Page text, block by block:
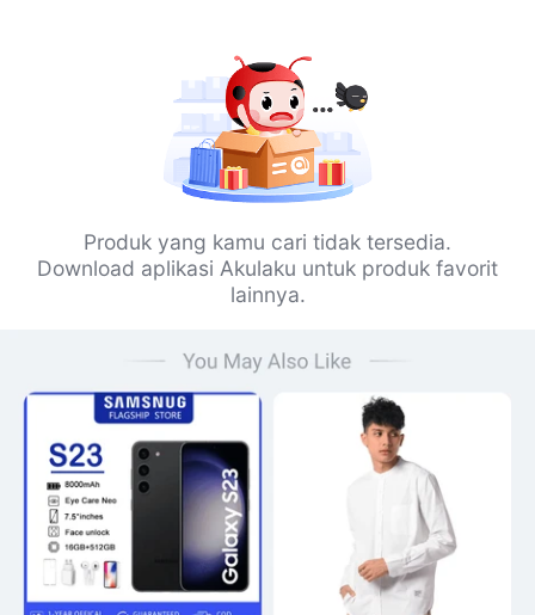
Produk yang kamu cari tidak tersedia.
Download aplikasi Akulaku untuk produk favorit
lainnya.